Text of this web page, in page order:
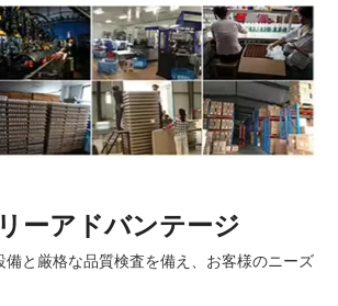
ーアドバンテージ
備と厳格な品質検査を備え、お客様のニーズ